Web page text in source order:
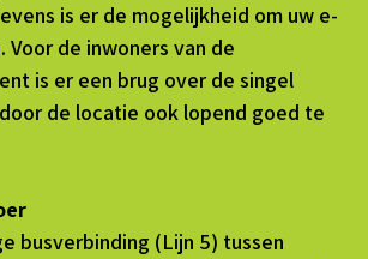
is er de mogelijkheid om uw e-
Voor de inwoners van de
is er een brug over de singel
de locatie ook lopend goed te
busverbinding (Lijn 5) tussen